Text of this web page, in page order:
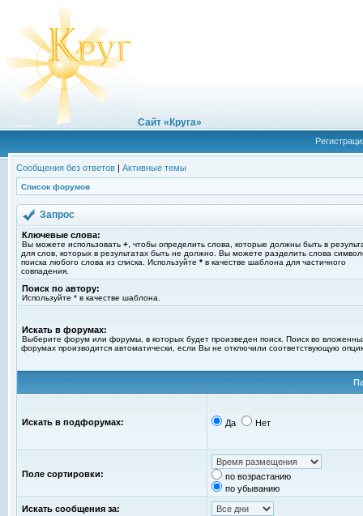
Сайт «Круга»
Сообщения без ответов | Активные темы
Список форумов
Запрос
Ключевые слова:
Вы можете использовать + , чтобы определить слова, которые должны быть в
для слов, которых в результатах быть не должно. Вы можете разделить слова
поиска любого слова из списка. Используйте * в качестве шаблона для частичного
совпадения.
Поиск по автору:
Используйте * в качестве шаблона.
Искать в форумах:
Выберите форум или форумы, в которых будет произведен поиск. Поиск во
форумах производится автоматически, если Вы не отключили соответствующую
Искать в подфорумах: Да Нет
Поле сортировки:
по возрастанию
по убыванию
Искать сообщения за: